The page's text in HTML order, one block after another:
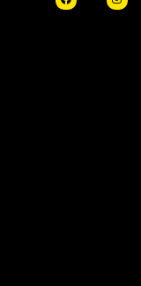
a
c
n
s